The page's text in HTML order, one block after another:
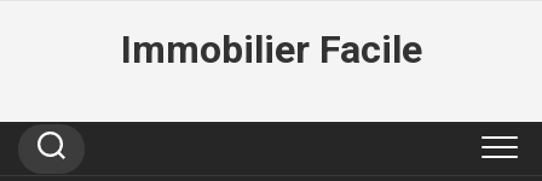
Immobilier Facile